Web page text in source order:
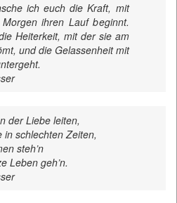
ich euch die Kraft, mit
ihren Lauf beginnt.
Heiterkeit, mit der sie am
und die Gelassenheit mit
der Liebe leiten,
schlechten Zeiten,
steh’n
Leben geh’n.